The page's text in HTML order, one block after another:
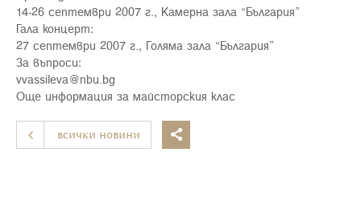
14-26 септември 2007 г., Камерна зала “България”
Гала концерт:
27 септември 2007 г., Голяма зала “България”
За въпроси:
vvassileva@nbu.bg
Още информация за майсторския клас
всички новини 